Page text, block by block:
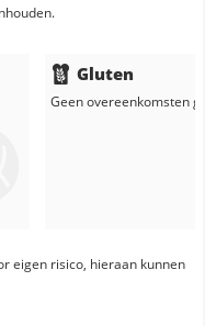
Gluten
Geen overeenkomsten
eigen risico, hieraan kunnen